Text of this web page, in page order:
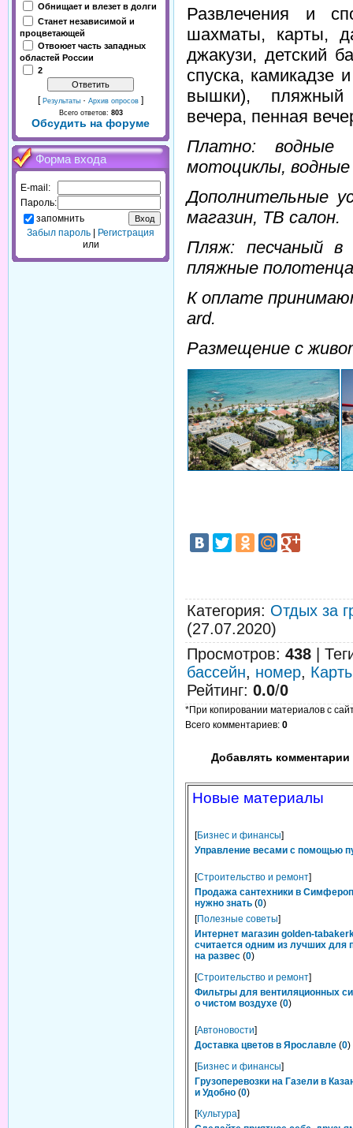
Обнищает и влезет в долги
Станет независимой и
процветающей
Отвоюет часть западных
областей России
2
[ Результаты · Архив опросов ]
Всего ответов: 803
Обсудить на форуме
Форма входа
E-mail:
Пароль:
запомнить
Забыл пароль
Регистрация
или
Развлечения и
шахматы, карты,
джакузи, детский
спуска, камикадзе
вышки), пляжный
вечера, пенная
Платно: водные
мотоциклы,
Дополнительные
магазин, ТВ салон.
Пляж: песчаный
пляжные
К оплате
ard.
Размещение с
Категория: Отдых за
(27.07.2020)
Просмотров: 438
бассейн, номер,
Рейтинг: 0.0/0
*При копировании материалов с
Всего комментариев: 0
Добавлять комментарии
Новые материалы
[Бизнес и финансы]
Управление весами с помощью
[Строительство и ремонт]
Продажа сантехники в
нужно знать (0)
[Полезные советы]
Интернет магазин golden-
считается одним из лучших для
на развес (0)
[Строительство и ремонт]
Фильтры для вентиляционных
о чистом воздухе (0)
[Автоновости]
Доставка цветов в Ярославле (0)
[Бизнес и финансы]
Грузоперевозки на Газели в
и Удобно (0)
[Культура]